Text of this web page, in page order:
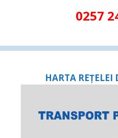
0257
HARTA REȚELEI